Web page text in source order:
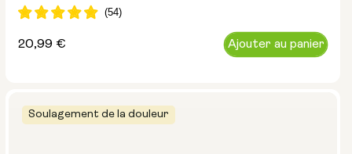
Prix
20,99 € Ajouter au panier
Soulagement de la douleur